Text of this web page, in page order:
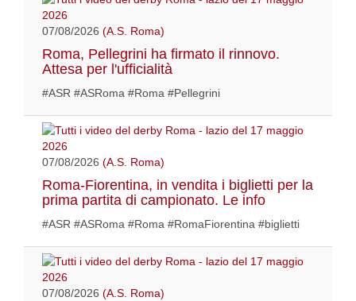
07/08/2026 (A.S. Roma)
Roma, Pellegrini ha firmato il rinnovo.
Attesa per l'ufficialità
#ASR #ASRoma #Roma #Pellegrini
07/08/2026 (A.S. Roma)
Roma-Fiorentina, in vendita i biglietti per la
prima partita di campionato. Le info
#ASR #ASRoma #Roma #RomaFiorentina #biglietti
07/08/2026 (A.S. Roma)